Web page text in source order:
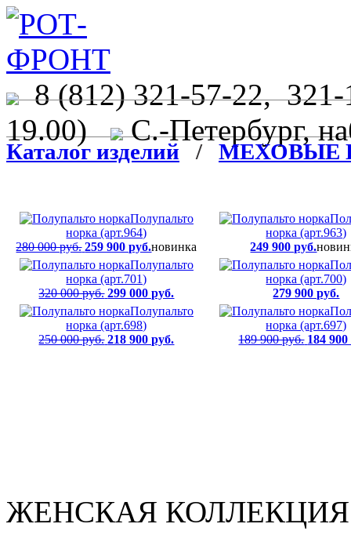
8 (812) 321-57-22,
19.00) С.-Петербург,
Каталог изделий / МЕХОВЫЕ
Полупальто
норка (арт.964)
280 000 руб. 259 900 руб.новинка
норка (арт.963)
249 900 руб.
Полупальто
норка (арт.701)
320 000 руб. 299 000 руб.
норка (арт.700)
279 900 руб.
Полупальто
норка (арт.698)
250 000 руб. 218 900 руб.
норка (арт.697)
189 900 руб. 184
ЖЕНСКАЯ КОЛЛЕКЦИЯ